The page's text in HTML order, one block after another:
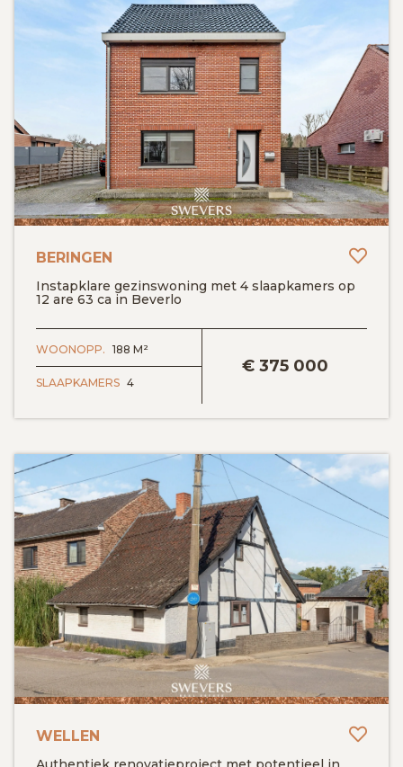
BERINGEN
Instapklare gezinswoning met 4 slaapkamers op
12 are 63 ca in Beverlo
€375 000
WOONOPP. 188 M²
SLAAPKAMERS 4
BEKIJK DETAILS
WELLEN